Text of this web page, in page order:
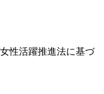
性活躍推進法に基づ